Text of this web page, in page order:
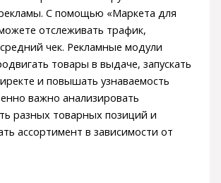
С помощью «Маркета для
отслеживать трафик,
чек. Рекламные модули
товары в выдаче, запускать
и повышать узнаваемость
важно анализировать
разных товарных позиций и
ассортимент в зависимости от